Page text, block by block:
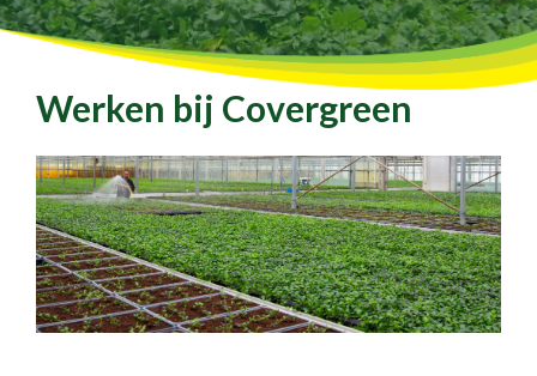
Werken bij Covergreen